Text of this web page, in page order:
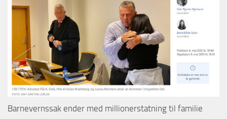
Barnevernssak ender med millionerstatning til familie